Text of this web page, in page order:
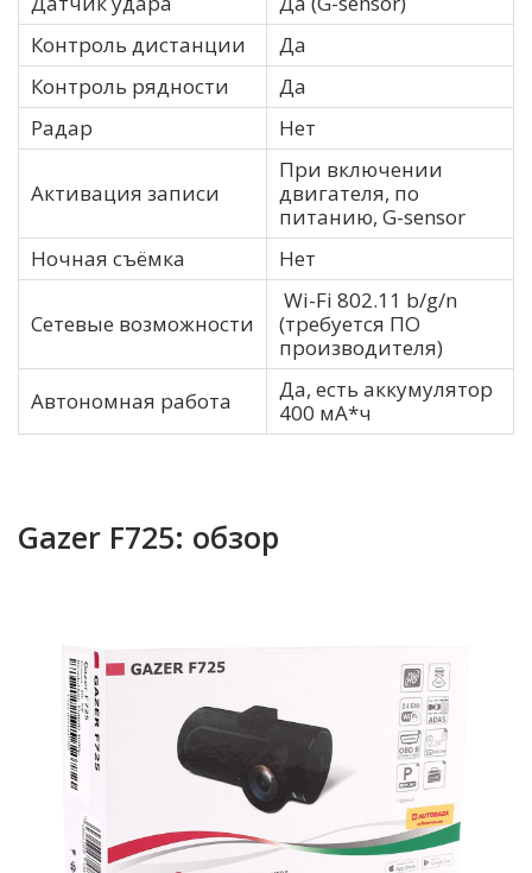
Контроль дистанции
Да
Контроль рядности
Да
Радар
Нет
Активация записи
При включении
двигателя, по
питанию, G-sensor
Ночная съёмка
Нет
Сетевые возможности
Wi-Fi 802.11 b/g/n
(требуется ПО
производителя)
Автономная работа
Да, есть аккумулятор
400 мА*ч
Gazer F725: обзор